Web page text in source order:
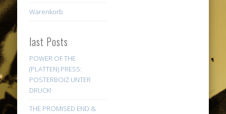
Warenkorb
last Posts
POWER OF THE
(PLATTEN) PRESS:
POSTERBOIZ UNTER
DRUCK!
THE PROMISED END &